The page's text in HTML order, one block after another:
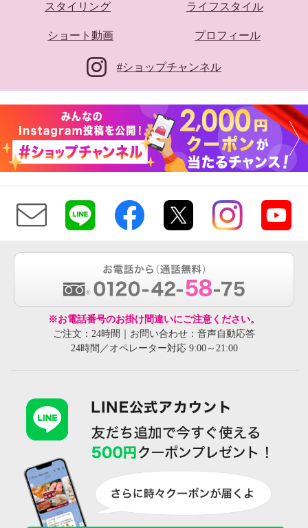
スタイリング ライフスタイル
ショート動画 プロフィール
#ショップチャンネル
※お電話番号のお掛け間違いにご注意ください。
ご注文：24時間｜お問い合わせ：音声自動応答
24時間／オペレーター対応 9:00～21:00